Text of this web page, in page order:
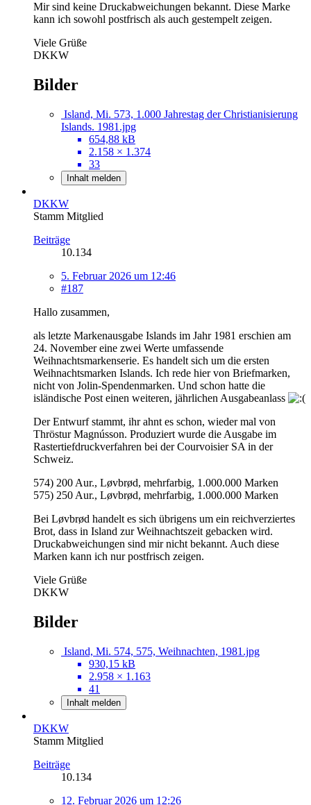
Mir sind keine Druckabweichungen bekannt. Diese Marke
kann ich sowohl postfrisch als auch gestempelt zeigen.
Viele Grüße
DKKW
Bilder
Island, Mi. 573, 1.000 Jahrestag der Christianisierung
Islands. 1981.jpg
654,88 kB
2.158 × 1.374
33
Inhalt melden
DKKW
Stamm Mitglied
Beiträge
10.134
5. Februar 2026 um 12:46
#187
Hallo zusammen,
als letzte Markenausgabe Islands im Jahr 1981 erschien am
24. November eine zwei Werte umfassende
Weihnachtsmarkenserie. Es handelt sich um die ersten
Weihnachtsmarken Islands. Ich rede hier von Briefmarken,
nicht von Jolin-Spendenmarken. Und schon hatte die
isländische Post einen weiteren, jährlichen Ausgabeanlass
Der Entwurf stammt, ihr ahnt es schon, wieder mal von
Thröstur Magnússon. Produziert wurde die Ausgabe im
Rastertiefdruckverfahren bei der Courvoisier SA in der
Schweiz.
574) 200 Aur., Løvbrød, mehrfarbig, 1.000.000 Marken
575) 250 Aur., Løvbrød, mehrfarbig, 1.000.000 Marken
Bei Løvbrød handelt es sich übrigens um ein reichverziertes
Brot, dass in Island zur Weihnachtszeit gebacken wird.
Druckabweichungen sind mir nicht bekannt. Auch diese
Marken kann ich nur postfrisch zeigen.
Viele Grüße
DKKW
Bilder
Island, Mi. 574, 575, Weihnachten, 1981.jpg
930,15 kB
2.958 × 1.163
41
Inhalt melden
DKKW
Stamm Mitglied
Beiträge
10.134
12. Februar 2026 um 12:26